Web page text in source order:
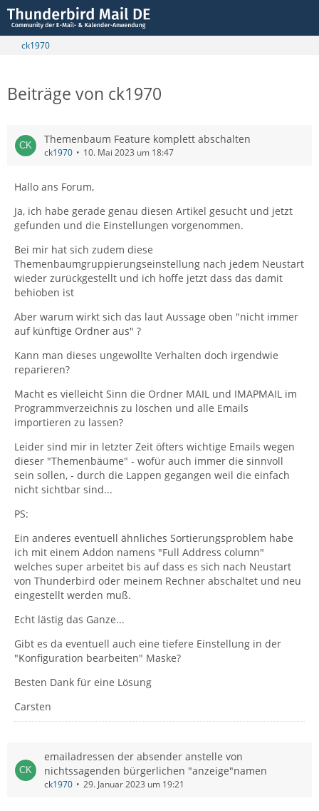
ck1970
Beiträge von ck1970
Themenbaum Feature komplett abschalten
ck1970 10. Mai 2023 um 18:47
Hallo ans Forum,
Ja, ich habe gerade genau diesen Artikel gesucht und jetzt
gefunden und die Einstellungen vorgenommen.
Bei mir hat sich zudem diese
Themenbaumgruppierungseinstellung nach jedem Neustart
wieder zurückgestellt und ich hoffe jetzt dass das damit
behioben ist
Aber warum wirkt sich das laut Aussage oben "nicht immer
auf künftige Ordner aus" ?
Kann man dieses ungewollte Verhalten doch irgendwie
reparieren?
Macht es vielleicht Sinn die Ordner MAIL und IMAPMAIL im
Programmverzeichnis zu löschen und alle Emails
importieren zu lassen?
Leider sind mir in letzter Zeit öfters wichtige Emails wegen
dieser "Themenbäume" - wofür auch immer die sinnvoll
sein sollen, - durch die Lappen gegangen weil die einfach
nicht sichtbar sind...
PS:
Ein anderes eventuell ähnliches Sortierungsproblem habe
ich mit einem Addon namens "Full Address column"
welches super arbeitet bis auf dass es sich nach Neustart
von Thunderbird oder meinem Rechner abschaltet und neu
eingestellt werden muß.
Echt lästig das Ganze...
Gibt es da eventuell auch eine tiefere Einstellung in der
"Konfiguration bearbeiten" Maske?
Besten Dank für eine Lösung
Carsten
emailadressen der absender anstelle von
nichtssagenden bürgerlichen "anzeige"namen
ck1970 29. Januar 2023 um 19:21